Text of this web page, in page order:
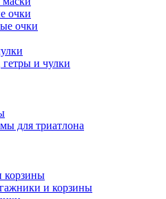
очки
очки
гетры и чулки
для триатлона
корзины
и корзины